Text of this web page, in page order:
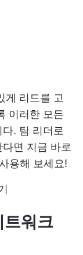
게 리드를 고
이러한 모든
. 팀 리더로
면 지금 바로
용해 보세요!
워크